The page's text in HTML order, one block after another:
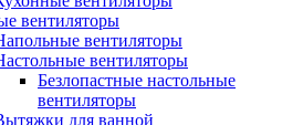
вентиляторы
вентиляторы
вентиляторы
Безлопастные настольные
вентиляторы
для ванной